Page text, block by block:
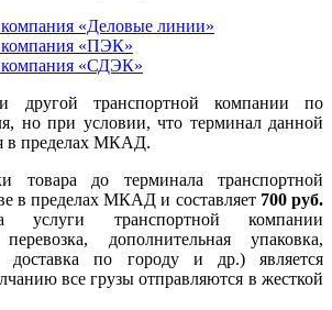
«Деловые линии»
компания «ПЭК»
компания «СДЭК»
транспортной компании по
но при условии, что терминал данной
в пределах МКАД.
товара до терминала транспортной
в пределах МКАД и составляет 700 руб.
услуги транспортной компании
дополнительная упаковка,
доставка по городу и др.) является
все грузы отправляются в жесткой